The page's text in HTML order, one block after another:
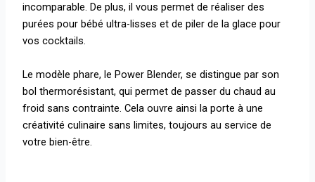
incomparable. De plus, il vous permet de réaliser des
purées pour bébé ultra-lisses et de piler de la glace pour
vos cocktails.
Le modèle phare, le Power Blender, se distingue par son
bol thermorésistant, qui permet de passer du chaud au
froid sans contrainte. Cela ouvre ainsi la porte à une
créativité culinaire sans limites, toujours au service de
votre bien-être.